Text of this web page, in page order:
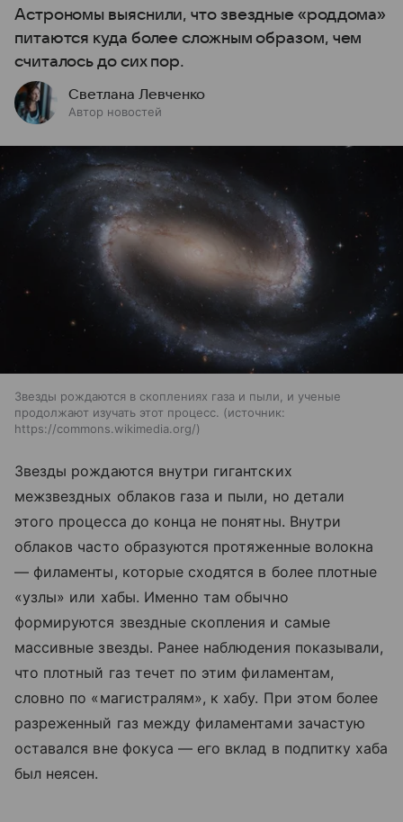
Астрономы выяснили, что звездные «роддома»
питаются куда более сложным образом, чем
считалось до сих пор.
Светлана Левченко
Автор новостей
Звезды рождаются в скоплениях газа и пыли, и ученые
продолжают изучать этот процесс.
источник:
https://commons.wikimedia.org/
Звезды рождаются внутри гигантских
межзвездных облаков газа и пыли, но детали
этого процесса до конца не понятны. Внутри
облаков часто образуются протяженные волокна
— филаменты, которые сходятся в более плотные
«узлы» или хабы. Именно там обычно
формируются звездные скопления и самые
массивные звезды. Ранее наблюдения показывали,
что плотный газ течет по этим филаментам,
словно по «магистралям», к хабу. При этом более
разреженный газ между филаментами зачастую
оставался вне фокуса — его вклад в подпитку хаба
был неясен.